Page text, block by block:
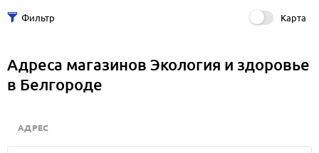
Карта
Адреса магазинов Экология и здоровье
в Белгороде
АДРЕС